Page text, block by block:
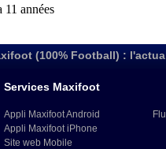
(100% Football) :
Services Maxifoot
Appli Maxifoot Android
Appli Maxifoot iPhone
Site web Mobile